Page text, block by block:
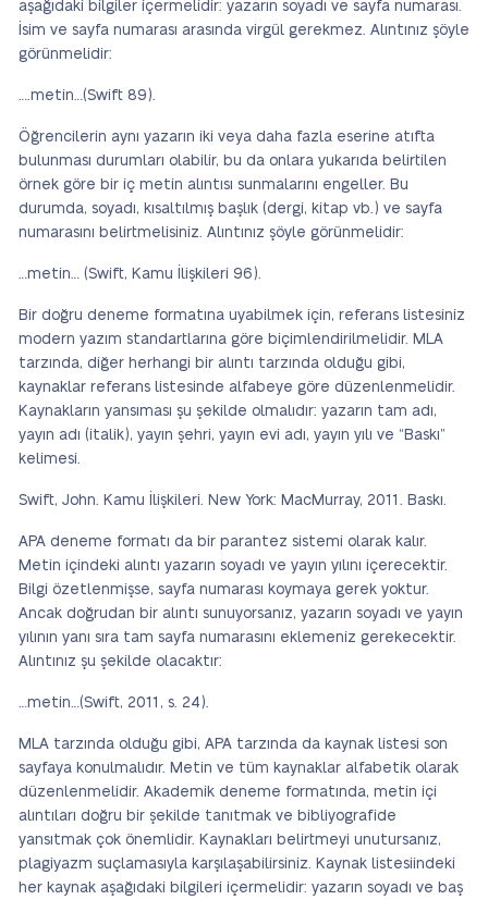
aşağıdaki bilgiler içermelidir: yazarın soyadı ve sayfa numarası.
İsim ve sayfa numarası arasında virgül gerekmez. Alıntınız şöyle
görünmelidir:
….metin…(Swift 89).
Öğrencilerin aynı yazarın iki veya daha fazla eserine atıfta
bulunması durumları olabilir, bu da onlara yukarıda belirtilen
örnek göre bir iç metin alıntısı sunmalarını engeller. Bu
durumda, soyadı, kısaltılmış başlık (dergi, kitap vb.) ve sayfa
numarasını belirtmelisiniz. Alıntınız şöyle görünmelidir:
…metin… (Swift, Kamu İlişkileri 96).
Bir doğru deneme formatına uyabilmek için, referans listesiniz
modern yazım standartlarına göre biçimlendirilmelidir. MLA
tarzında, diğer herhangi bir alıntı tarzında olduğu gibi,
kaynaklar referans listesinde alfabeye göre düzenlenmelidir.
Kaynakların yansıması şu şekilde olmalıdır: yazarın tam adı,
yayın adı (italik), yayın şehri, yayın evi adı, yayın yılı ve “Baskı”
kelimesi.
Swift, John. Kamu İlişkileri. New York: MacMurray, 2011. Baskı.
APA deneme formatı da bir parantez sistemi olarak kalır.
Metin içindeki alıntı yazarın soyadı ve yayın yılını içerecektir.
Bilgi özetlenmişse, sayfa numarası koymaya gerek yoktur.
Ancak doğrudan bir alıntı sunuyorsanız, yazarın soyadı ve yayın
yılının yanı sıra tam sayfa numarasını eklemeniz gerekecektir.
Alıntınız şu şekilde olacaktır:
…metin…(Swift, 2011, s. 24).
MLA tarzında olduğu gibi, APA tarzında da kaynak listesi son
sayfaya konulmalıdır. Metin ve tüm kaynaklar alfabetik olarak
düzenlenmelidir. Akademik deneme formatında, metin içi
alıntıları doğru bir şekilde tanıtmak ve bibliyografide
yansıtmak çok önemlidir. Kaynakları belirtmeyi unutursanız,
plagiyazm suçlamasıyla karşılaşabilirsiniz. Kaynak listesiindeki
her kaynak aşağıdaki bilgileri içermelidir: yazarın soyadı ve baş